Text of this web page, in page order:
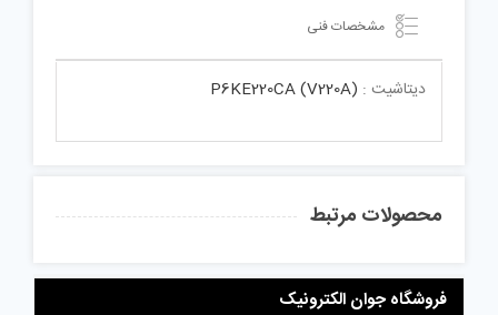
مشخصات فنی
دیتاشیت : P6KE220CA (V220A)
محصولات مرتبط
فروشگاه جوان الکترونیک